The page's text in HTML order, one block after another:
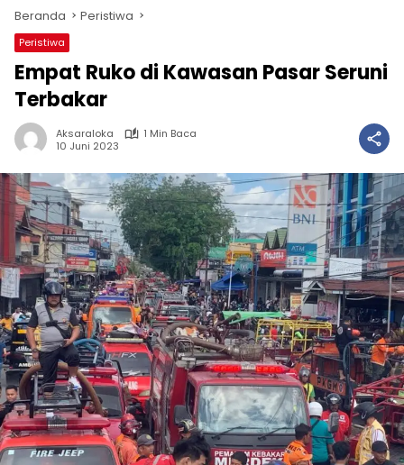
Beranda Peristiwa
Peristiwa
Empat Ruko di Kawasan Pasar Seruni
Terbakar
Aksaraloka
1 Min Baca
10 Juni 2023